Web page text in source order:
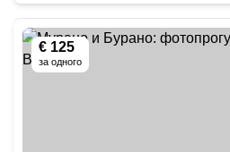
€ 125
за одного